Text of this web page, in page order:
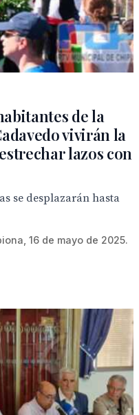
de la
vivirán la
lazos con
se desplazarán hasta
16 de mayo de 2025.